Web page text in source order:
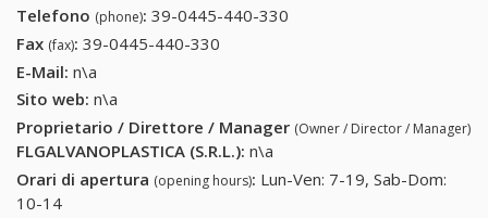
Telefono (phone): 39-0445-440-330
Fax (fax): 39-0445-440-330
E-Mail: n\a
Sito web: n\a
Proprietario / Direttore / Manager (Owner / Director / Manager)
FLGALVANOPLASTICA (S.R.L.): n\a
Orari di apertura (opening hours): Lun-Ven: 7-19, Sab-Dom:
10-14